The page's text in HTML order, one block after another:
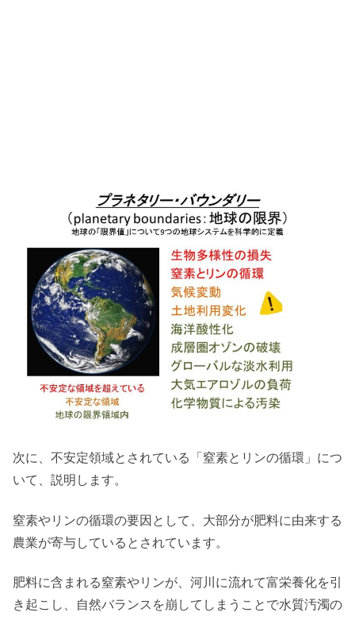
次に、不安定領域とされている「窒素とリンの循環」につ
いて、説明します。
窒素やリンの循環の要因として、大部分が肥料に由来する
農業が寄与しているとされています。
肥料に含まれる窒素やリンが、河川に流れて富栄養化を引
き起こし、自然バランスを崩してしまうことで水質汚濁の